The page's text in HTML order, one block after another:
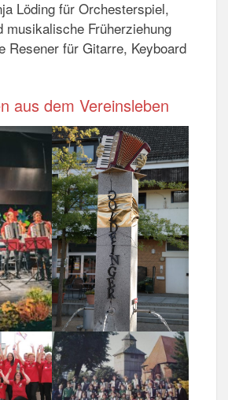
Löding für Orchesterspiel,
musikalische Früherziehung
Resener für Gitarre, Keyboard
aus dem Vereinsleben